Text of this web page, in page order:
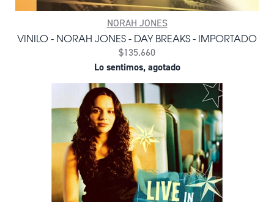
NORAH JONES
VINILO - NORAH JONES - DAY BREAKS - IMPORTADO
$135.660
Lo sentimos, agotado